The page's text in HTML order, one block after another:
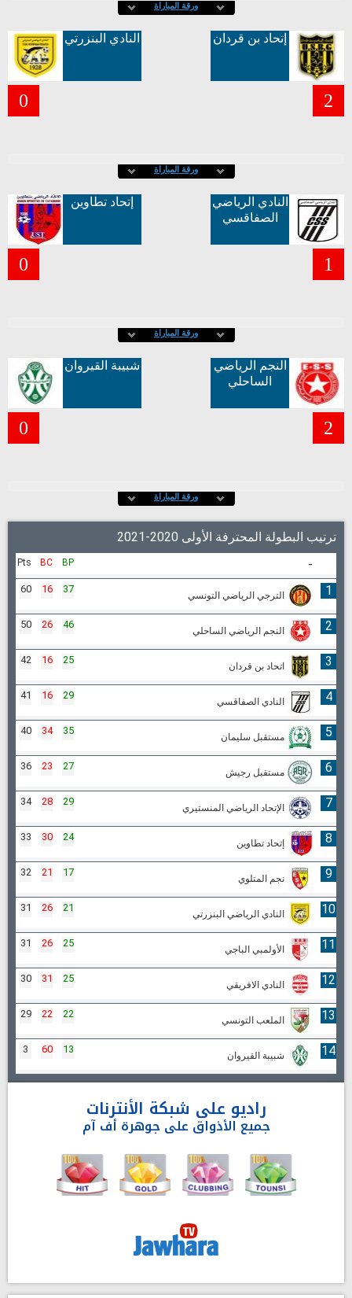
ورقة المباراة
إتحاد بن قردان
2
النادي البنزرتي
0
ورقة المباراة
النادي الرياضي
الصفاقسي
1
إتحاد تطاوين
0
ورقة المباراة
النجم الرياضي
الساحلي
2
شبيبة القيروان
0
ورقة المباراة
ترتيب البطولة المحترفة الأولى 2020-2021
-
Pts BC BP
1 الترجي الرياضي التونسي
60 16 37
2 النجم الرياضي الساحلي
50 26 46
3 اتحاد بن قردان
42 16 25
4 النادي الصفاقسي
41 16 29
5 مستقبل سليمان
40 34 35
6 مستقبل رجيش
36 23 27
7 الإتحاد الرياضي المنستيري
34 28 29
8 إتحاد تطاوين
33 30 24
9 نجم المتلوي
32 21 17
10 النادي الرياضي البنزرتي
31 26 21
11 الأولمبي الباجي
31 26 25
12 النادي الافريقي
30 31 25
13 الملعب التونسي
29 22 22
14 شبيبة القيروان
3 60 13
راديو على شبكة الأنترنات
جميع الأذواق على جوهرة أف آم